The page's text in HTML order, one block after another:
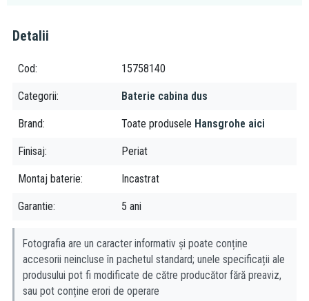
Detalii
Cod 15758140
Categorii Baterie cabina dus
Brand Toate produsele Hansgrohe aici
Finisaj Periat
Montaj baterie Incastrat
Garantie 5 ani
Fotografia are un caracter informativ și poate conține
accesorii neincluse în pachetul standard; unele specificații ale
produsului pot fi modificate de către producător fără preaviz,
sau pot conține erori de operare